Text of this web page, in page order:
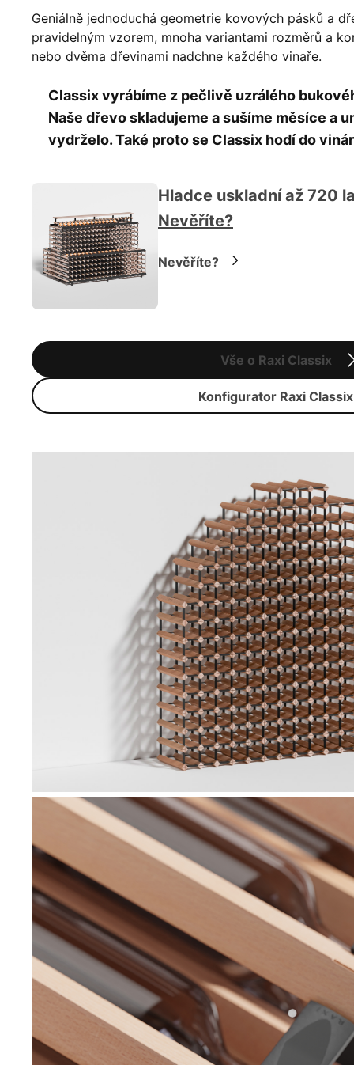
Geniálně jednoduchá geometrie kovových pásků a
pravidelným vzorem, mnoha variantami rozměrů a
nebo dvěma dřevinami nadchne každého vinaře.
Classix vyrábíme z pečlivě uzrálého
Naše dřevo skladujeme a sušíme měsíce a
vydrželo. Také proto se Classix hodí do
Vše o Raxi Classix
Konfigurator Raxi Classix
Hladce uskladní až 720
Nevěříte?
Nevěříte?